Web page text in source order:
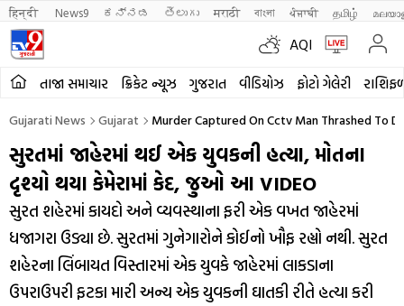
हिन्दी News9 ಕನ್ನಡ తెలుగు मराठी বাংলা ਪੰਜਾਬੀ தமிழ்
AQI
તાજા સમાચાર ક્રિકેટ ન્યૂઝ ગુજરાત વીડિયોઝ ફોટો ગેલેરી
Gujarati News Gujarat Murder Captured On Cctv Man Thrashed To
સુરતમાં જાહેરમાં થઈ એક યુવકની હત્યા, મોતના
દૃશ્યો થયા કેમેરામાં કેદ, જુઓ આ VIDEO
સુરત શહેરમાં કાયદો અને વ્યવસ્થાના ફરી એક વખત જાહેરમાં
ધજાગરા ઉડ્યા છે. સુરતમાં ગુનેગારોને કોઈનો ખૌફ રહ્યો નથી. સુરત
શહેરના લિંબાયત વિસ્તારમાં એક યુવકે જાહેરમાં લાકડાના
ઉપરાઉપરી ફટકા મારી અન્ય એક યુવકની ઘાતકી રીતે હત્યા કરી